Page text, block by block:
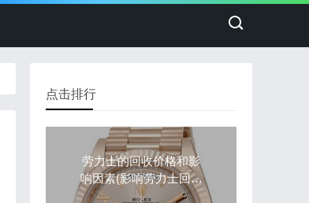
点击排行
劳力士的回收价格和影
响因素(影响劳力士回收
价格的因素)